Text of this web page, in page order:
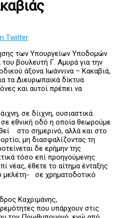
Twitter
των Υπουργείων Υποδομών
βουλευτή Γ. Αμυρά για την
άξονα Ιωάννινα – Κακαβιά,
τα Διευρωπαϊκά δίκτυα
και αυτοί πρέπει να
σε δίιχνη, ουσιαστικά
εθνική οδό η οποία θεωρούμε
στο σημερινό, αλλά και στο
μη διασφαλίζοντας τη
δε ερήμην της
τόσο επί προηγούμενης
νέας, έθετε το αίτημα ένταξης
μελέτη- σε χρηματοδοτικό
Καχριμάνης,
που υπάρχουν στις